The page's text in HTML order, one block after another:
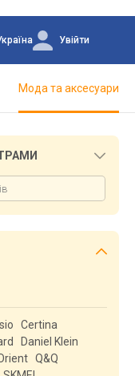
Увійти
Мода та аксесуари
Certina
Daniel Klein
Q&Q